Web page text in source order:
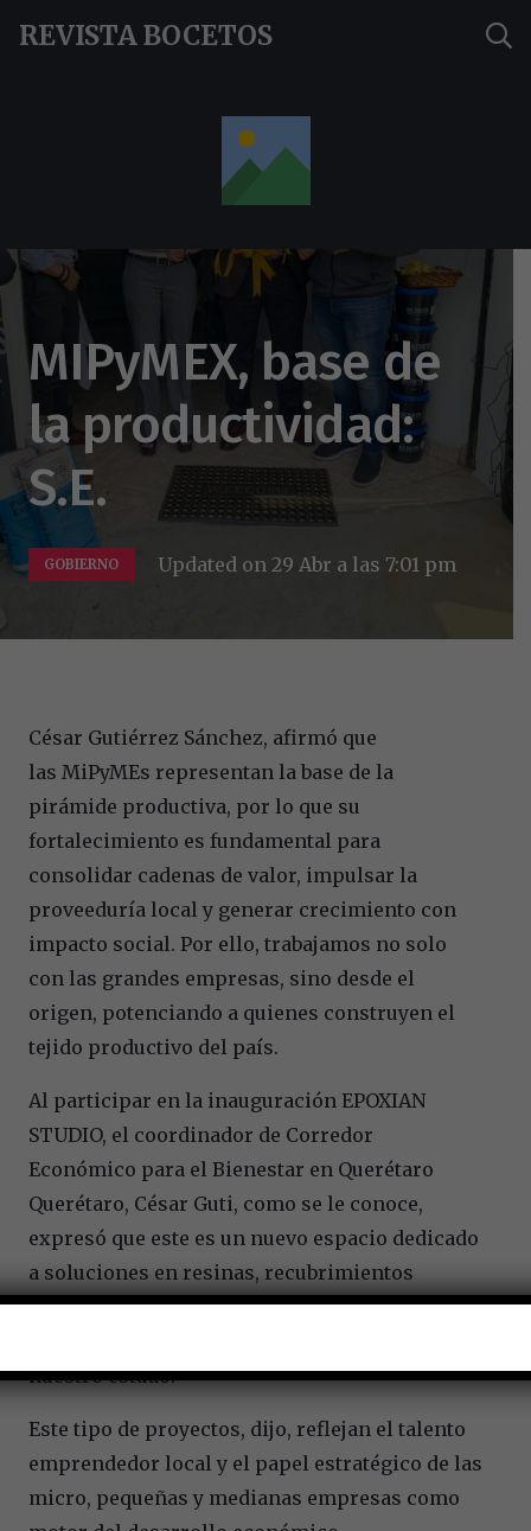
REVISTA BOCETOS
MIPyMEX, base de
la productividad:
S.E.
GOBIERNO Updated on29 Abr a las 7:01 pm
César Gutiérrez Sánchez, afirmó que
las MiPyMEs representan la base de la
pirámide productiva, por lo que su
fortalecimiento es fundamental para
consolidar cadenas de valor, impulsar la
proveeduría local y generar crecimiento con
impacto social. Por ello, trabajamos no solo
con las grandes empresas, sino desde el
origen, potenciando a quienes construyen el
tejido productivo del país.
Al participar en la inauguración EPOXIAN
STUDIO, el coordinador de Corredor
Económico para el Bienestar en Querétaro
Querétaro, César Guti, como se le conoce,
expresó que este es un nuevo espacio dedicado
a soluciones en resinas, recubrimientos
epóxicos y microcemento, que fortalece la
nuestro estado.
Este tipo de proyectos, dijo, reflejan el talento
emprendedor local y el papel estratégico de las
micro, pequeñas y medianas empresas como